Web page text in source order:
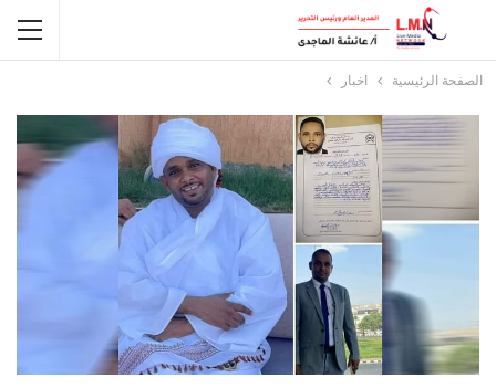
الصفحة الرئيسية اخبار